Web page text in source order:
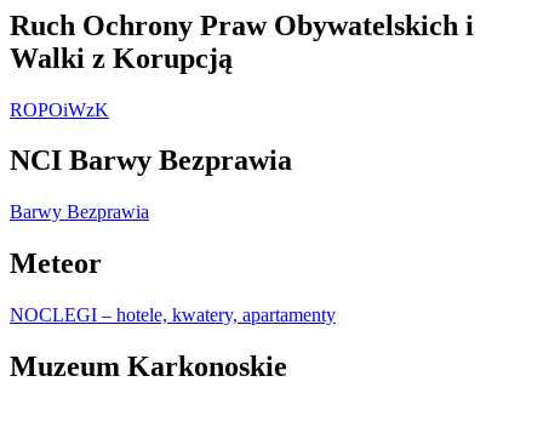
Ruch Ochrony Praw Obywatelskich i
Walki z Korupcją
ROPOiWzK
NCI Barwy Bezprawia
Barwy Bezprawia
Meteor
NOCLEGI – hotele, kwatery, apartamenty
Muzeum Karkonoskie